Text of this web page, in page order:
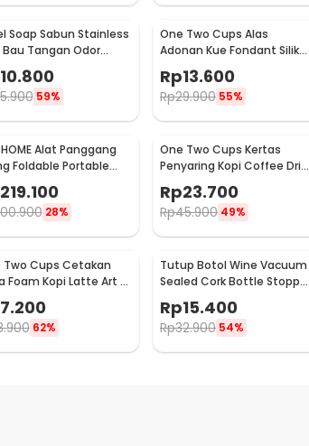
Soap Sabun Stainless
Tangan Odor
- HW071
10.800
59%
One Two Cups Alas
Adonan Kue Fondant Silikon
Baking Mat Anti Slip -
JJ3873
Rp13.600
Rp29.900 55%
Alat Panggang
Foldable Portable
219.100
28%
One Two Cups Kertas
Penyaring Kopi Coffee Drip
Bag Paper Filter 50PCS -
T111
Rp23.700
Rp45.900 49%
Two Cups Cetakan
Foam Kopi Latte Art 16
7.200
62%
Tutup Botol Wine Vacuum
Sealed Cork Bottle Stopper
Rp15.400
Rp32.900 54%